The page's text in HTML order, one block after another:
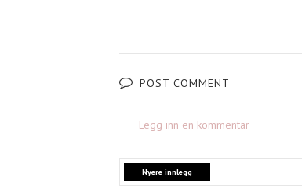
POST COMMENT
Legg inn en kommentar
Nyere innlegg